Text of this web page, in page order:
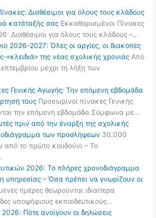
Διαθέσιμοι για όλους τους κλάδους
κατάταξής σας Εκκαθαρισμένοι Πίνακες
Διαθέσιμοι για όλους τους κλάδους –…
2026-2027: Όλες οι αργίες, οι διακοπές
«κλειδιά» της νέας σχολικής χρονιάς Από
μέχρι τη λήξη των
Γενικής Αγωγής: Την επόμενη εβδομάδα
τους Προσωρινοί πίνακες Γενικής
την επόμενη εβδομάδα Σύμφωνα με…
πριν από την έναρξη της σχολικής
των προσλήψεων 30.000
από το πρώτο κουδούνι – Το
2026: Το πλήρες χρονοδιάγραμμα
υπηρεσίας – Όσα πρέπει να γνωρίζουν οι
ημέρες θεωρούνται ιδιαίτερα
υποψήφιους εκπαιδευτικούς…
2026: Πότε ανοίγουν οι δηλώσεις